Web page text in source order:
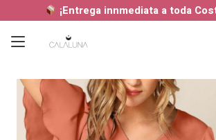
¡Entrega innmediata a toda